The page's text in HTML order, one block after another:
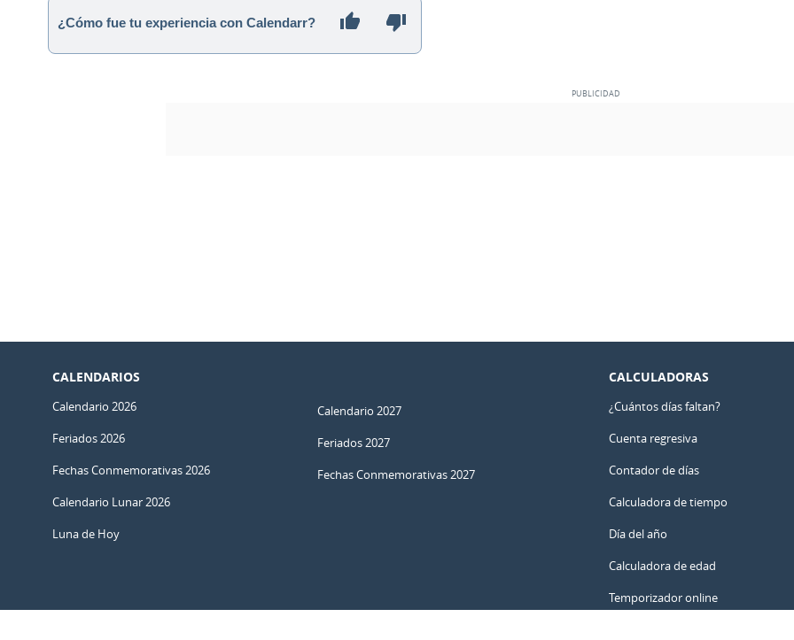
¿Cómo fue tu experiencia con Calendarr?
CALENDARIOS
Calendario 2026
Feriados 2026
Fechas Conmemorativas 2026
Calendario Lunar 2026
Luna de Hoy
Calendario 2027
Feriados 2027
Fechas Conmemorativas 2027
CALCULADORAS
¿Cuántos días faltan?
Cuenta regresiva
Contador de días
Calculadora de tiempo
Día del año
Calculadora de edad
Temporizador online